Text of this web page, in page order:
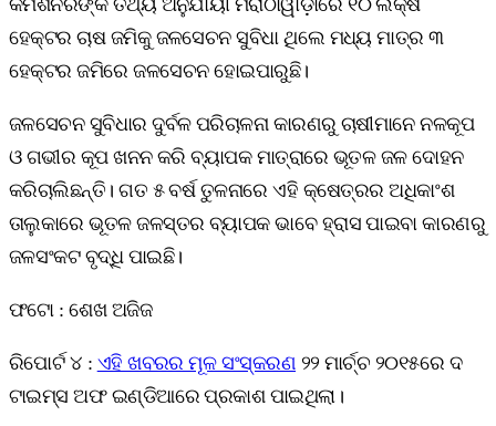
ହେକ୍ଟର ଚାଷ ଜମିକୁ ଜଳସେଚନ ସୁବିଧା ଥିଲେ ମଧ୍ୟ ମାତ୍ର ୩
ହେକ୍ଟର ଜମିରେ ଜଳସେଚନ ହୋଇପାରୁଛି।
ଜଳସେଚନ ସୁବିଧାର ଦୁର୍ବଳ ପରିଚାଳନା କାରଣରୁ ଚାଷୀମାନେ ନଳକୂପ
ଓ ଗଭୀର କୂପ ଖନନ କରି ବ୍ୟାପକ ମାତ୍ରାରେ ଭୂତଳ ଜଳ ଦୋହନ
କରିଚାଲିଛନ୍ତି। ଗତ ୫ ବର୍ଷ ତୁଳନାରେ ଏହି କ୍ଷେତ୍ରର ଅଧିକାଂଶ
ତାଲୁକାରେ ଭୂତଳ ଜଳସ୍ତର ବ୍ୟାପକ ଭାବେ ହ୍ରାସ ପାଇବା କାରଣରୁ
ଜଳସଂକଟ ବୃଦ୍ଧି ପାଇଛି।
ଫଟୋ : ଶେଖ ଅଜିଜ
ରିପୋର୍ଟ ୪ : ଏହି ଖବରର ମୂଳ ସଂସ୍କରଣ ୨୨ ମାର୍ଚ୍ଚ ୨୦୧୫ରେ ଦ
ଟାଇମ୍ସ ଅଫ ଇଣ୍ଡିଆରେ ପ୍ରକାଶ ପାଇଥିଲା।